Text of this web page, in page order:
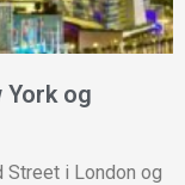
York og
Street i London og